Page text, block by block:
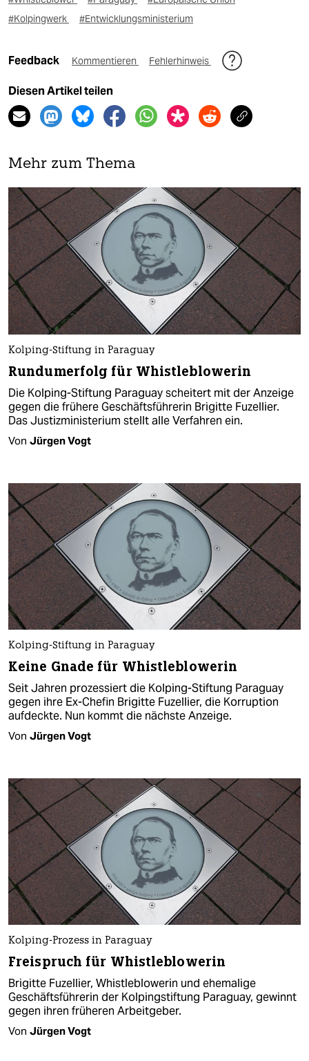
#Kolpingwerk
#Entwicklungsministerium
Feedback Kommentieren Fehlerhinweis
Diesen Artikel teilen
Mehr zum Thema
Kolping-Stiftung in Paraguay
Rundumerfolg für Whistleblowerin
Die Kolping-Stiftung Paraguay scheitert mit der Anzeige
gegen die frühere Geschäftsführerin Brigitte Fuzellier.
Das Justizministerium stellt alle Verfahren ein.
Von Jürgen Vogt
Kolping-Stiftung in Paraguay
Keine Gnade für Whistleblowerin
Seit Jahren prozessiert die Kolping-Stiftung Paraguay
gegen ihre Ex-Chefin Brigitte Fuzellier, die Korruption
aufdeckte. Nun kommt die nächste Anzeige.
Von Jürgen Vogt
Kolping-Prozess in Paraguay
Freispruch für Whistleblowerin
Brigitte Fuzellier, Whistleblowerin und ehemalige
Geschäftsführerin der Kolpingstiftung Paraguay, gewinnt
gegen ihren früheren Arbeitgeber.
Von Jürgen Vogt